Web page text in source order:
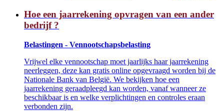
Hoe een jaarrekening opvragen van een ander
bedrijf ?
Belastingen - Vennootschapsbelasting
Vrijwel elke vennootschap moet jaarlijks haar jaarrekening
neerleggen, deze kan gratis online opgevraagd worden bij de
Nationale Bank van België. We bekijken hoe een
jaarrekening geraadpleegd kan worden, vanaf wanneer ze
beschikbaar is en welke verplichtingen en controles eraan
verbonden zijn.